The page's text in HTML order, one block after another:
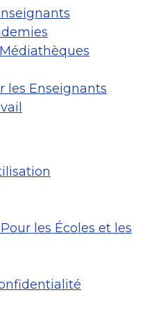
les Enseignants
les Écoles et les